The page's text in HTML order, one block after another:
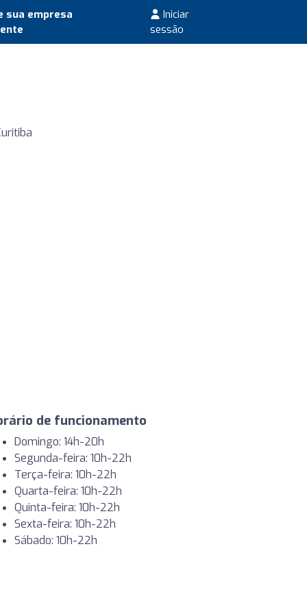
sua empresa
Iniciar
sessão
de funcionamento
Domingo: 14h-20h
Segunda-feira: 10h-22h
Terça-feira: 10h-22h
Quarta-feira: 10h-22h
Quinta-feira: 10h-22h
Sexta-feira: 10h-22h
Sábado: 10h-22h